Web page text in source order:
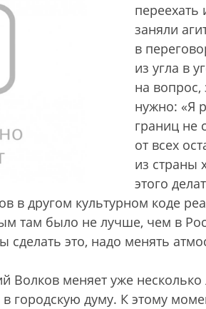
переехать
заняли
в
из угла в
на
нужно: «Я
границ не
от всех
из страны
этого
в другом культурном коде
там было не лучше, чем в
сделать это, надо менять
Волков меняет уже несколько
городскую думу. К этому